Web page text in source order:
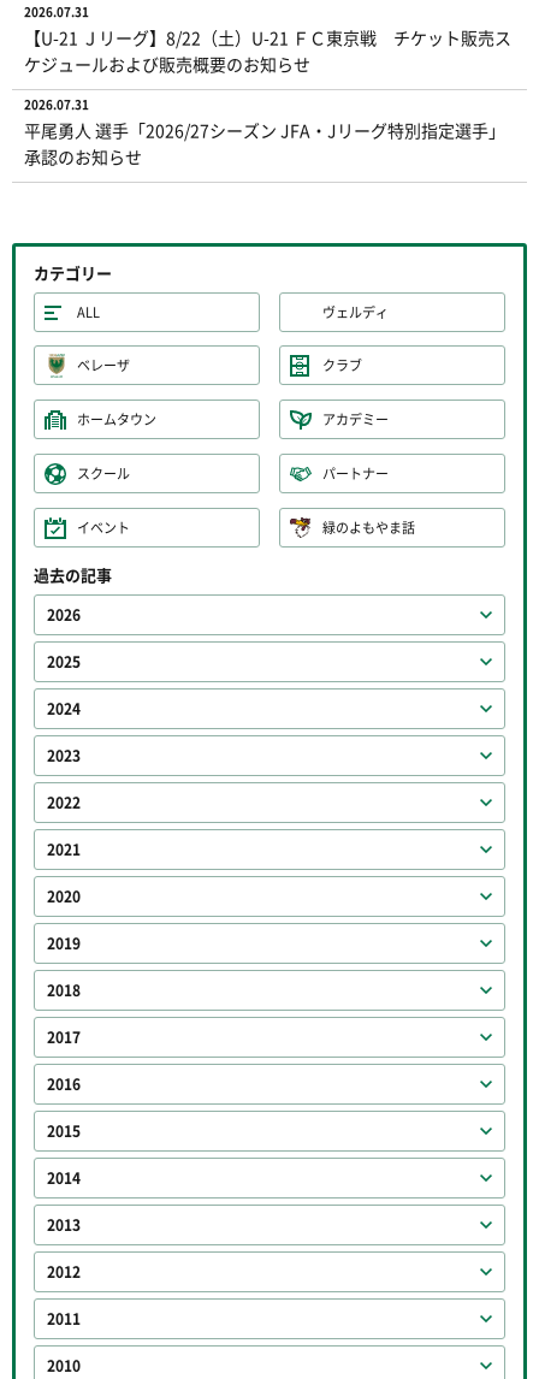
2026.07.31
【U-21 Ｊリーグ】8/22（土）U-21 ＦＣ東京戦 チケット販売ス
ケジュールおよび販売概要のお知らせ
2026.07.31
平尾勇人 選手「2026/27シーズン JFA・Jリーグ特別指定選手」
承認のお知らせ
カテゴリー
ALL ヴェルディ
ベレーザ クラブ
ホームタウン アカデミー
スクール パートナー
イベント 緑のよもやま話
過去の記事
2026
2025
2024
2023
2022
2021
2020
2019
2018
2017
2016
2015
2014
2013
2012
2011
2010